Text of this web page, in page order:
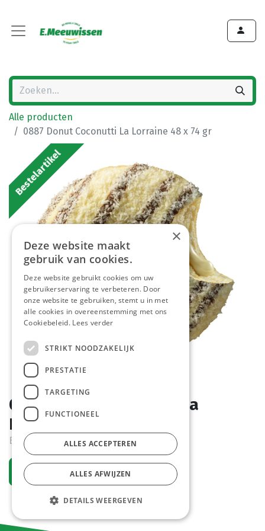
Alle producten
0887 Donut Coconutti La Lorraine 48 x 74 gr
Bestelartikel
0887 Donut Coconutti La
Lorraine 48 x 74 gr
Bestelartikel
Vraag een account aan
×
Deze website maakt
gebruik van cookies.
Deze website gebruikt cookies om uw
gebruikerservaring te verbeteren. Door
onze website te gebruiken, stemt u in met
alle cookies in overeenstemming met ons
Cookiebeleid. Lees verder
STRIKT NOODZAKELIJK
PRESTATIE
TARGETING
FUNCTIONEEL
ALLES ACCEPTEREN
ALLES AFWIJZEN
DETAILS WEERGEVEN